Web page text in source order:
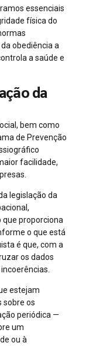
essenciais
física do
obediência a
a saúde e
da
bem como
de Prevenção
facilidade,
legislação da
proporciona
o que está
é que, com a
os dados
estejam
sobre os
periódica —
um
ou à